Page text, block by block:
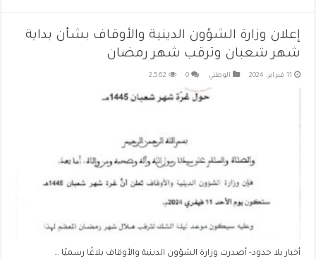
إعلان وزارة الشؤون الدينية والأوقاف بشأن بداية
شهر شعبان وترقب شهر رمضان
11 فبراير، 2024 الوطني 0
2,562
أخبار بلا حدود- أصدرت وزارة الشؤون الدينية والأوقاف بلاغًا رسميًا …